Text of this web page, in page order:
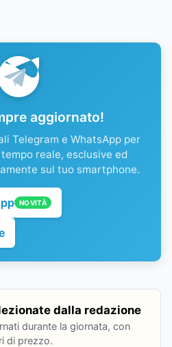
aggiornato!
Telegram e WhatsApp per
reale, esclusive ed
sul tuo smartphone.
NOVITÀ
dalla redazione
durante la giornata, con
di prezzo.